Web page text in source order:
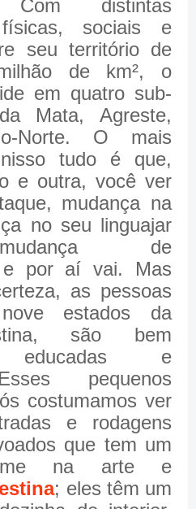
distintas
físicas, sociais e
seu território de
de km², o
em quatro sub-
Mata, Agreste,
Norte. O mais
nisso tudo é que,
e outra, você ver
mudança na
no seu linguajar
de
e por aí vai. Mas
as pessoas
estados da
são bem
educadas e
pequenos
costumamos ver
e rodagens
que tem um
na arte e
; eles têm um